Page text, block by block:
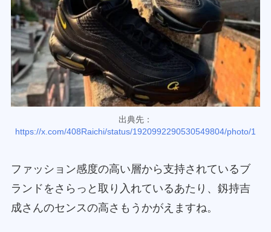
出典先：
https://x.com/408Raichi/status/1920992290530549804/photo/1
ファッション感度の高い層から支持されているブ
ランドをさらっと取り入れているあたり、釼持吉
成さんのセンスの高さもうかがえますね。